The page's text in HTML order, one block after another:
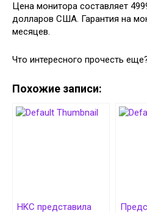
Цена монитора составляет
долларов США. Гарантия на
месяцев.
Что интересного прочесть
Похожие записи:
HKC представила